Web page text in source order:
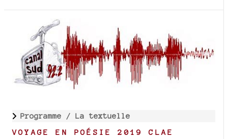
Programme / La textuelle
VOYAGE EN POÉSIE 2019 CLAE